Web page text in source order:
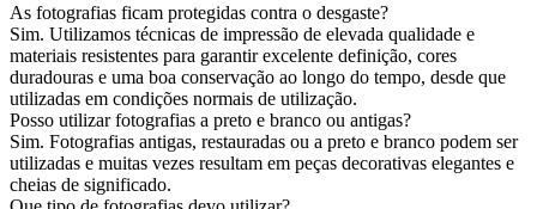
As fotografias ficam protegidas contra o desgaste?
Sim. Utilizamos técnicas de impressão de elevada qualidade e
materiais resistentes para garantir excelente definição, cores
duradouras e uma boa conservação ao longo do tempo, desde que
utilizadas em condições normais de utilização.
Posso utilizar fotografias a preto e branco ou antigas?
Sim. Fotografias antigas, restauradas ou a preto e branco podem ser
utilizadas e muitas vezes resultam em peças decorativas elegantes e
cheias de significado.